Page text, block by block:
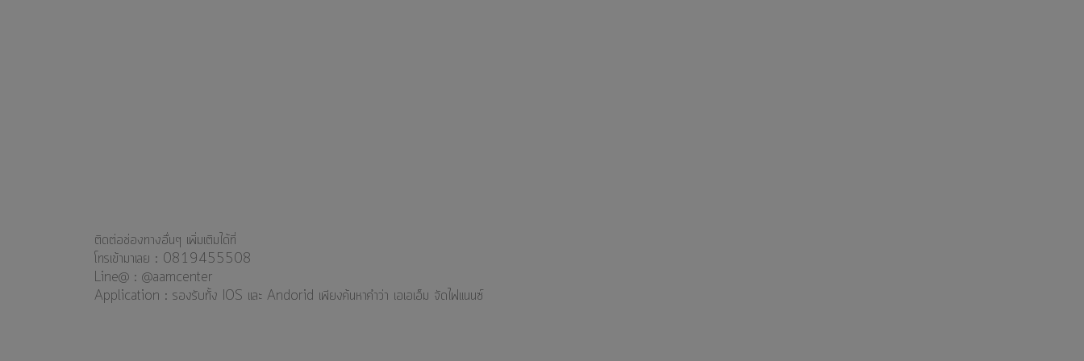
ติดต่อช่องทางอื่นๆ เพิ่มเติมได้ที่
โทรเข้ามาเลย : 0819455508
Line@ : @aamcenter
⁣⁣⁣Application : รองรับทั้ง IOS และ Andorid เพียงค้นหาคำว่า เอเอเอ็ม จัดไฟแนนซ์